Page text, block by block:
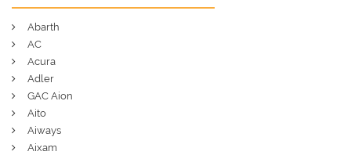
Abarth
AC
Acura
Adler
GAC Aion
Aito
Aiways
Aixam